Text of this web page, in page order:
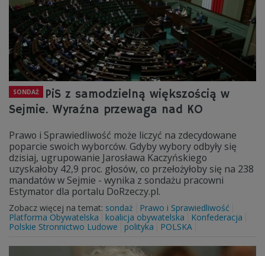
SONDAŻ
PiS z samodzielną większością w
Sejmie. Wyraźna przewaga nad KO
Prawo i Sprawiedliwość może liczyć na zdecydowane
poparcie swoich wyborców. Gdyby wybory odbyły się
dzisiaj, ugrupowanie Jarosława Kaczyńskiego
uzyskałoby 42,9 proc. głosów, co przełożyłoby się na 238
mandatów w Sejmie - wynika z sondażu pracowni
Estymator dla portalu DoRzeczy.pl.
Zobacz więcej na temat: sondaż
Prawo i Sprawiedliwość
Platforma Obywatelska
koalicja obywatelska
Konfederacja
Polskie Stronnictwo Ludowe
polityka POLSKA